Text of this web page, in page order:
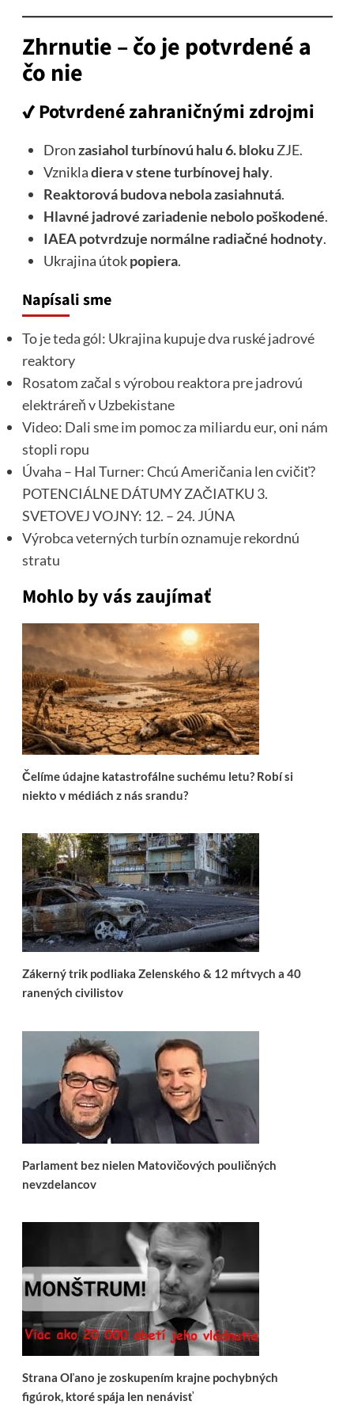
Zhrnutie – čo je potvrdené a
čo nie
✔️Potvrdené zahraničnými zdrojmi
Dronzasiahol turbínovú halu 6. bloku ZJE.
Vznikladiera v stene turbínovej haly.
Reaktorová budova nebola zasiahnutá.
Hlavné jadrové zariadenie nebolo poškodené.
IAEA potvrdzuje normálne radiačné hodnoty.
Ukrajina útokpopiera.
Napísali sme
To je teda gól: Ukrajina kupuje dva ruské jadrové
reaktory
Rosatom začal s výrobou reaktora pre jadrovú
elektráreň v Uzbekistane
Video: Dali sme im pomoc za miliardu eur, oni nám
stopli ropu
Úvaha – Hal Turner: Chcú Američania len cvičiť?
POTENCIÁLNE DÁTUMY ZAČIATKU 3.
SVETOVEJ VOJNY: 12. – 24. JÚNA
Výrobca veterných turbín oznamuje rekordnú
stratu
Mohlo by vás zaujímať
Čelíme údajne katastrofálne suchému letu? Robí si
niekto v médiách z nás srandu?
Zákerný trik podliaka Zelenského & 12 mŕtvych a 40
ranených civilistov
Parlament bez nielen Matovičových pouličných
nevzdelancov
Strana Oľano je zoskupením krajne pochybných
figúrok, ktoré spája len nenávisť